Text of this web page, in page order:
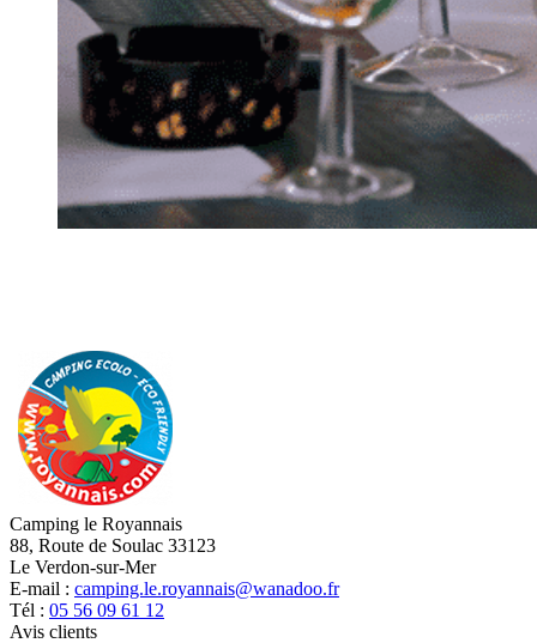
Camping le Royannais
88, Route de Soulac 33123
Le Verdon-sur-Mer
E-mail : camping.le.royannais@wanadoo.fr
Tél : 05 56 09 61 12
Avis clients